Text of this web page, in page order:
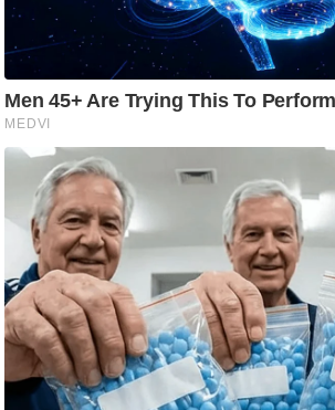
ला
इ
फ
स्टा
ल
टे
क्नॉ
लॉ
जी
ब्यू
टी